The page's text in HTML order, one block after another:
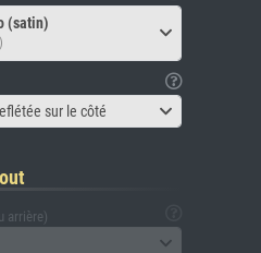
(satin)
sur le côté
arrière)